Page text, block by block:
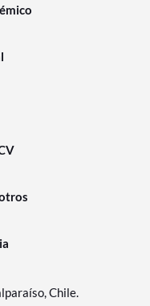
Chile.